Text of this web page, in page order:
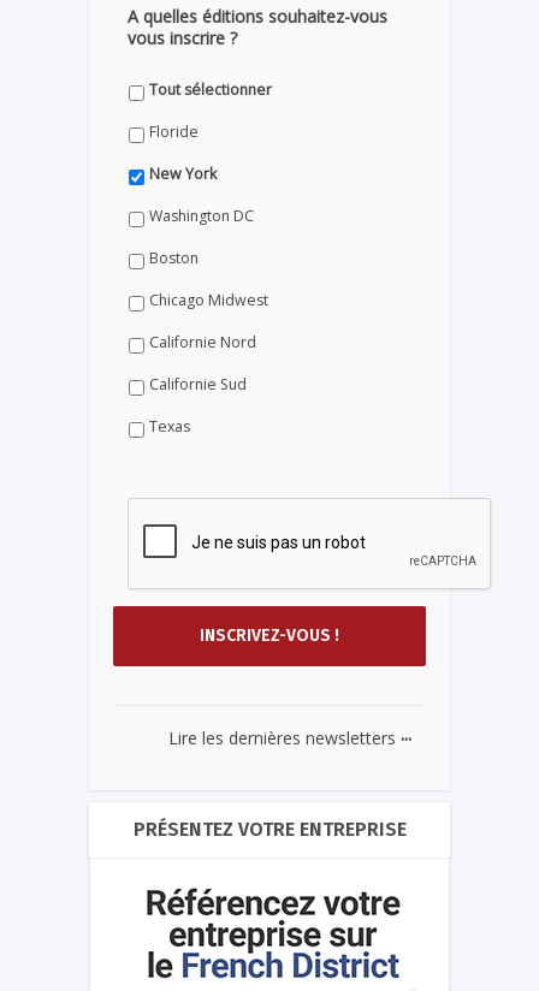
A quelles éditions souhaitez-vous
vous inscrire ?
Tout sélectionner
Floride
New York
Washington DC
Boston
Chicago Midwest
Californie Nord
Californie Sud
Texas
Lire les dernières newsletters ...
PRÉSENTEZ VOTRE ENTREPRISE